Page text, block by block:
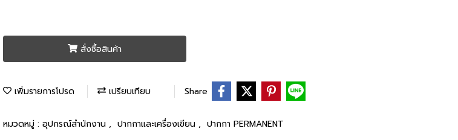
สั่งซื้อสินค้า
เพิ่มรายการโปรด เปรียบเทียบ Share
หมวดหมู่ : อุปกรณ์สำนักงาน , ปากกาและเครื่องเขียน , ปากกา PERMANENT